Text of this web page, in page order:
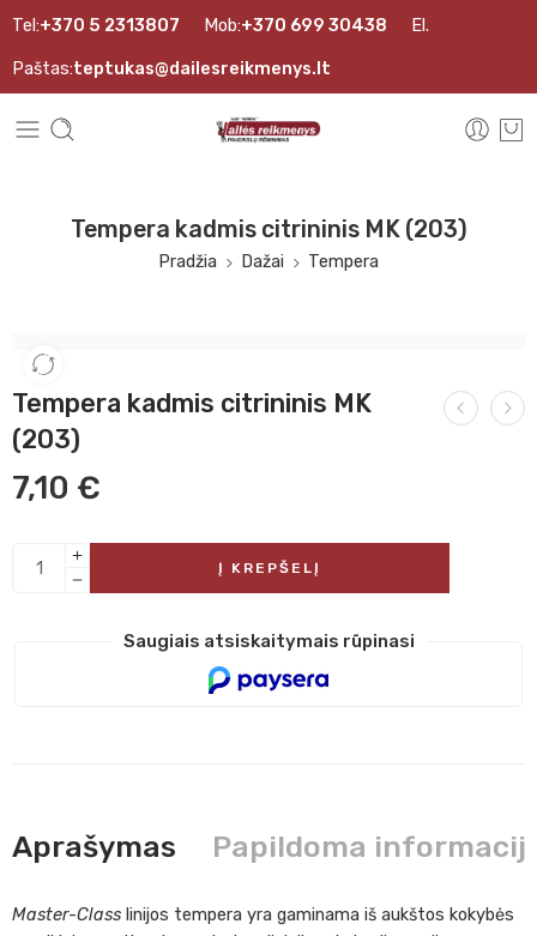
Tel:+370 5 2313807 Mob:+370 699 30438 El.
Paštas:teptukas@dailesreikmenys.lt
Tempera kadmis citrininis MK (203)
Pradžia Dažai Tempera
Tempera kadmis citrininis MK
(203)
7,10 €
Į KREPŠELĮ
Saugiais atsiskaitymais rūpinasi
Aprašymas Papildoma
Master-Class linijos tempera yra gaminama iš aukštos kokybės